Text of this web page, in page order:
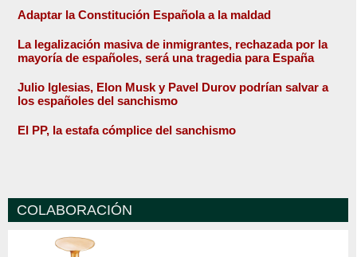
Adaptar la Constitución Española a la maldad
La legalización masiva de inmigrantes, rechazada por la
mayoría de españoles, será una tragedia para España
Julio Iglesias, Elon Musk y Pavel Durov podrían salvar a
los españoles del sanchismo
El PP, la estafa cómplice del sanchismo
COLABORACIÓN